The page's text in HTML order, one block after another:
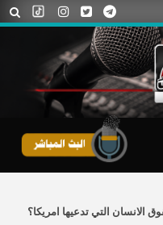
الانسان التي تدعيها امريكا؟